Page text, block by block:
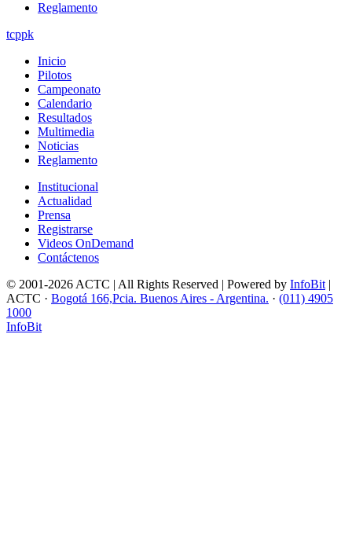
Reglamento
tcppk
Inicio
Pilotos
Campeonato
Calendario
Resultados
Multimedia
Noticias
Reglamento
Institucional
Actualidad
Prensa
Registrarse
Videos OnDemand
Contáctenos
© 2001-2026 ACTC | All Rights Reserved | Powered by InfoBit |
ACTC · Bogotá 166,Pcia. Buenos Aires - Argentina. · (011) 4905
1000
InfoBit